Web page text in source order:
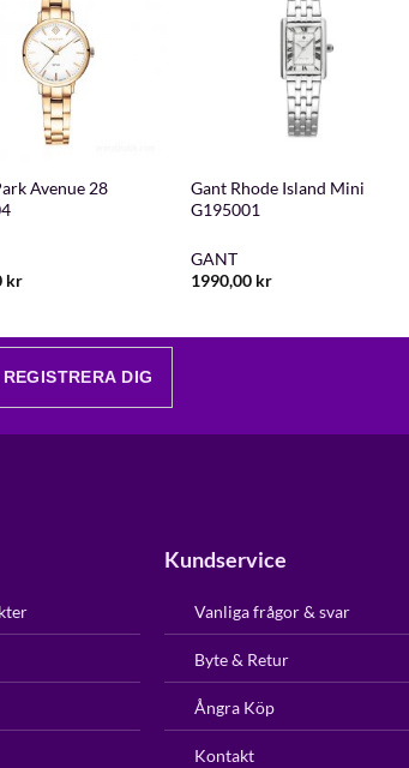
Avenue 28
kr
Gant Rhode Island Mini
G195001
GANT
1990,00 kr
REGISTRERA DIG
Kundservice
Vanliga frågor & svar
Byte & Retur
Ångra Köp
Kontakt